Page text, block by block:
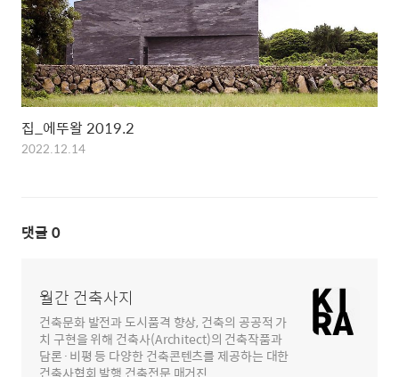
집_에뚜왈 2019.2
2022.12.14
댓글 0
월간 건축사지
건축문화 발전과 도시품격 향상, 건축의 공공적 가
치 구현을 위해 건축사(Architect)의 건축작품과
담론·비평 등 다양한 건축콘텐츠를 제공하는 대한
건축사협회 발행 건축전문 매거진